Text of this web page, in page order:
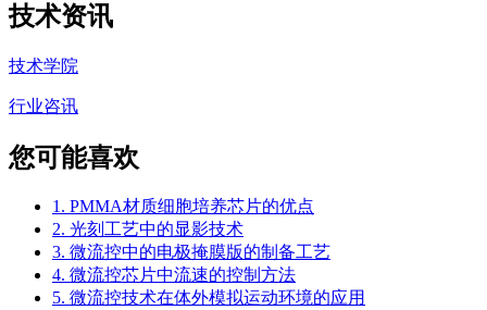
技术资讯
技术学院
行业咨讯
您可能喜欢
1. PMMA材质细胞培养芯片的优点
2. 光刻工艺中的显影技术
3. 微流控中的电极掩膜版的制备工艺
4. 微流控芯片中流速的控制方法
5. 微流控技术在体外模拟运动环境的应用